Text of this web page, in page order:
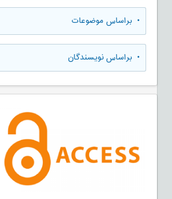
• براساس موضوعات
• براساس نویسندگان